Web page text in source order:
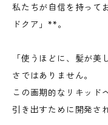
私たちが自信を持って
ドクア」**。
「使うほどに、髪が
さではありません。
この画期的なリキッド
引き出すために開発さ